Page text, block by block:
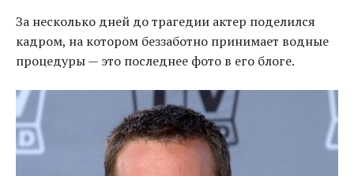
За несколько дней до трагедии актер поделился
кадром, на котором беззаботно принимает водные
процедуры — это последнее фото в его блоге.